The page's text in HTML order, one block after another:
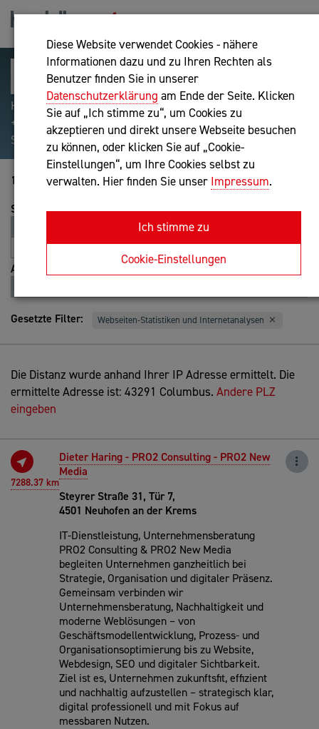
Diese Website verwendet Cookies - nähere
Informationen dazu und zu Ihren Rechten als
Benutzer finden Sie in unserer
Datenschutzerklärung am Ende der Seite. Klicken
Sie auf „Ich stimme zu“, um Cookies zu
akzeptieren und direkt unsere Webseite besuchen
zu können, oder klicken Sie auf „Cookie-
Einstellungen“, um Ihre Cookies selbst zu
verwalten. Hier finden Sie unser Impressum.
Ich stimme zu
Cookie-Einstellungen
Hilfreiche Suchparameter: Begriff einschließen:
+webshop, Begriff ausschließen: -webshop, Exakter
Suchbegriff: "internet of things"
121-140 von 143
Sortierung
Entfernung
A-Z
Z-A
Ansicht
Gesetzte Filter: Webseiten-Statistiken und Internetanalysen
Die Distanz wurde anhand Ihrer IP Adresse ermittelt. Die
ermittelte Adresse ist: 43291 Columbus. Andere PLZ
eingeben
7288.37 km
Dieter Haring - PRO2 Consulting - PRO2 New
Media
Steyrer Straße 31, Tür 7,
4501 Neuhofen an der Krems
IT-Dienstleistung, Unternehmensberatung
PRO2 Consulting & PRO2 New Media
begleiten Unternehmen ganzheitlich bei
Strategie, Organisation und digitaler Präsenz.
Gemeinsam verbinden wir
Unternehmensberatung, Nachhaltigkeit und
moderne Weblösungen – von
Geschäftsmodellentwicklung, Prozess- und
Organisationsoptimierung bis zu Website,
Webdesign, SEO und digitaler Sichtbarkeit.
Ziel ist es, Unternehmen zukunftsfit, effizient
und nachhaltig aufzustellen – strategisch klar,
digital professionell und mit Fokus auf
messbaren Nutzen.